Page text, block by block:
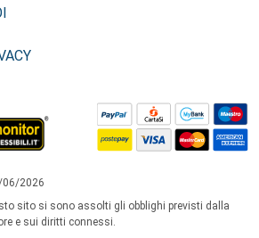
06/2026
sito si sono assolti gli obblighi previsti dalla
e sui diritti connessi.